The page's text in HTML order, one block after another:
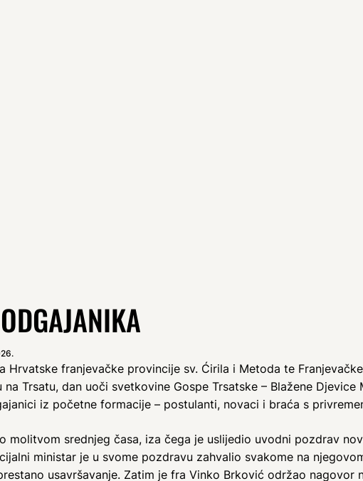
Hrvatske franjevačke provincije sv. Ćirila i Metoda te
na Trsatu, dan uoči svetkovine Gospe Trsatske – Blažene
iz početne formacije – postulanti, novaci i braća s
molitvom srednjeg časa, iza čega je uslijedio uvodni pozdrav
ministar je u svome pozdravu zahvalio svakome na
usavršavanje. Zatim je fra Vinko Brković održao nagovor